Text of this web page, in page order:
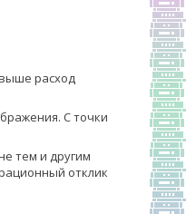
расход
С точки
тем и другим
отклик